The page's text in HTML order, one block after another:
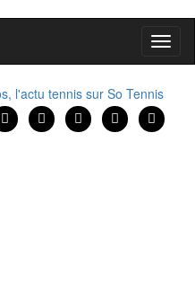
la
tennis sur So Tennis
tennis sur So Tennis